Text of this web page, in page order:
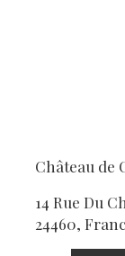
Château de
14 Rue Du
24460,